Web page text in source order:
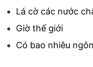
Lá cờ các nước
Giờ thế giới
Có bao nhiêu